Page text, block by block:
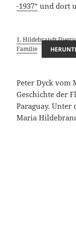
-1937“ und dort
1. Hildebrandt
Familie
Peter Dyck vom
Geschichte der
Paraguay.
Maria